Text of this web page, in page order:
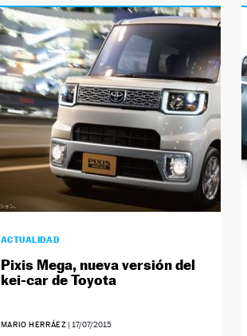
ACTUALIDAD
Pixis Mega, nueva versión del
kei-car de Toyota
MARIO HERRÁEZ | 17/07/2015